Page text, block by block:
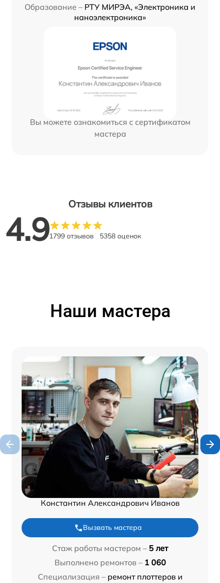
Образование – РТУ МИРЭА, «Электроника и
наноэлектроника»
Вы можете ознакомиться с сертификатом
мастера
Отзывы клиентов
4.91799 отзывов 5358 оценок
Наши мастера
Константин Александрович Иванов
Вызвать мастера
Стаж работы мастером – 5 лет
Выполнено ремонтов – 1 060
Специализация – ремонт плоттеров и